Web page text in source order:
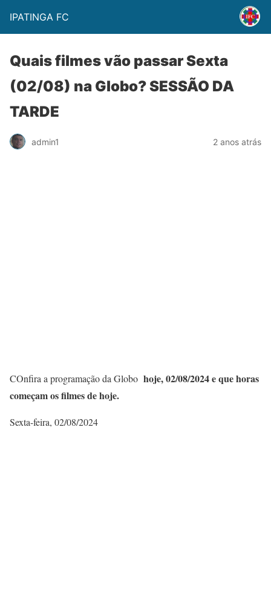
IPATINGA FC
Quais filmes vão passar Sexta
(02/08) na Globo? SESSÃO DA
TARDE
admin1 2 anos atrás
COnfira a programação da Globo hoje, 02/08/2024 e que horas
começam os filmes de hoje.
Sexta-feira, 02/08/2024